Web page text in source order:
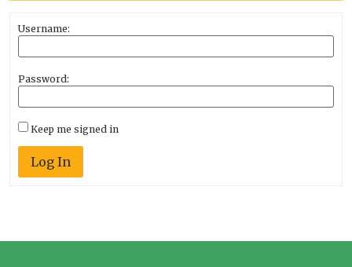
Username:
Password:
Keep me signed in
Log In